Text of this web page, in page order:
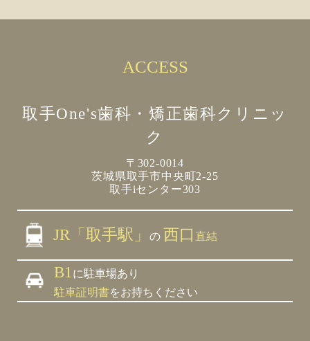
ACCESS
取手One's歯科・矯正歯科クリニッ
ク
〒302-0014
茨城県取手市中央町2-25
取手iセンター303
JR「取手駅」 の 西口 直結
B1 に駐車場あり
駐車証明書をお持ちください